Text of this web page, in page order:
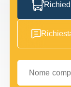
Nome completo